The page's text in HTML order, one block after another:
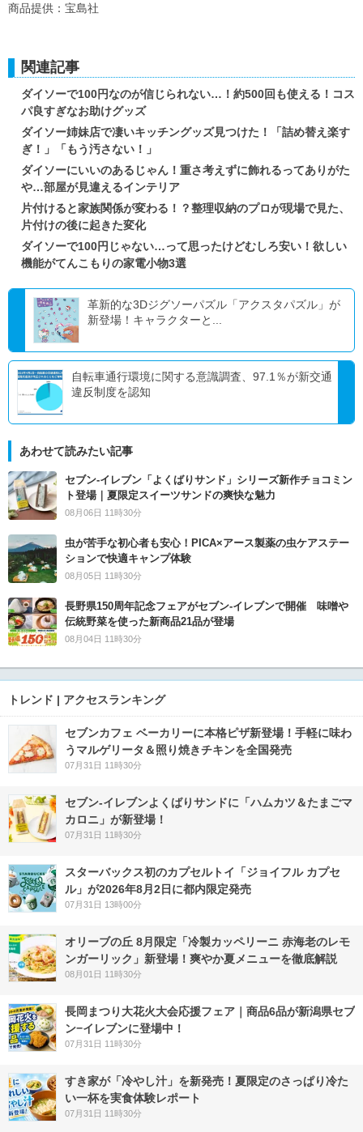
商品提供：宝島社
関連記事
ダイソーで100円なのが信じられない…！約500回も使える！コス
パ良すぎなお助けグッズ
ダイソー姉妹店で凄いキッチングッズ見つけた！「詰め替え楽す
ぎ！」「もう汚さない！」
ダイソーにいいのあるじゃん！重さ考えずに飾れるってありがた
や…部屋が見違えるインテリア
片付けると家族関係が変わる！？整理収納のプロが現場で見た、
片付けの後に起きた変化
ダイソーで100円じゃない…って思ったけどむしろ安い！欲しい
機能がてんこもりの家電小物3選
革新的な3Dジグソーパズル「アクスタパズル」が
新登場！キャラクターと...
自転車通行環境に関する意識調査、97.1％が新交通
違反制度を認知
あわせて読みたい記事
セブン‐イレブン「よくばりサンド」シリーズ新作チョコミン
ト登場｜夏限定スイーツサンドの爽快な魅力
08月06日 11時30分
虫が苦手な初心者も安心！PICA×アース製薬の虫ケアステー
ションで快適キャンプ体験
08月05日 11時30分
長野県150周年記念フェアがセブン-イレブンで開催 味噌や
伝統野菜を使った新商品21品が登場
08月04日 11時30分
トレンド | アクセスランキング
セブンカフェ ベーカリーに本格ピザ新登場！手軽に味わ
うマルゲリータ＆照り焼きチキンを全国発売
07月31日 11時30分
セブン‐イレブンよくばりサンドに「ハムカツ＆たまごマ
カロニ」が新登場！
07月31日 11時30分
スターバックス初のカプセルトイ「ジョイフル カプセ
ル」が2026年8月2日に都内限定発売
07月31日 13時00分
オリーブの丘 8月限定「冷製カッペリーニ 赤海老のレモ
ンガーリック」新登場！爽やか夏メニューを徹底解説
08月01日 11時30分
長岡まつり大花火大会応援フェア｜商品6品が新潟県セブ
ン−イレブンに登場中！
07月31日 11時30分
すき家が「冷やし汁」を新発売！夏限定のさっぱり冷た
い一杯を実食体験レポート
07月31日 11時30分